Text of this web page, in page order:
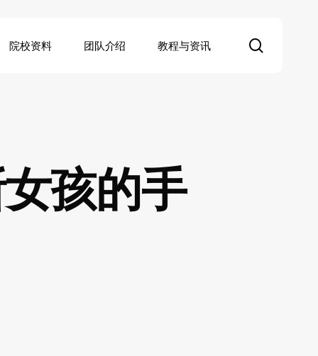
院校资料 团队介绍 教程与资讯
孩的手